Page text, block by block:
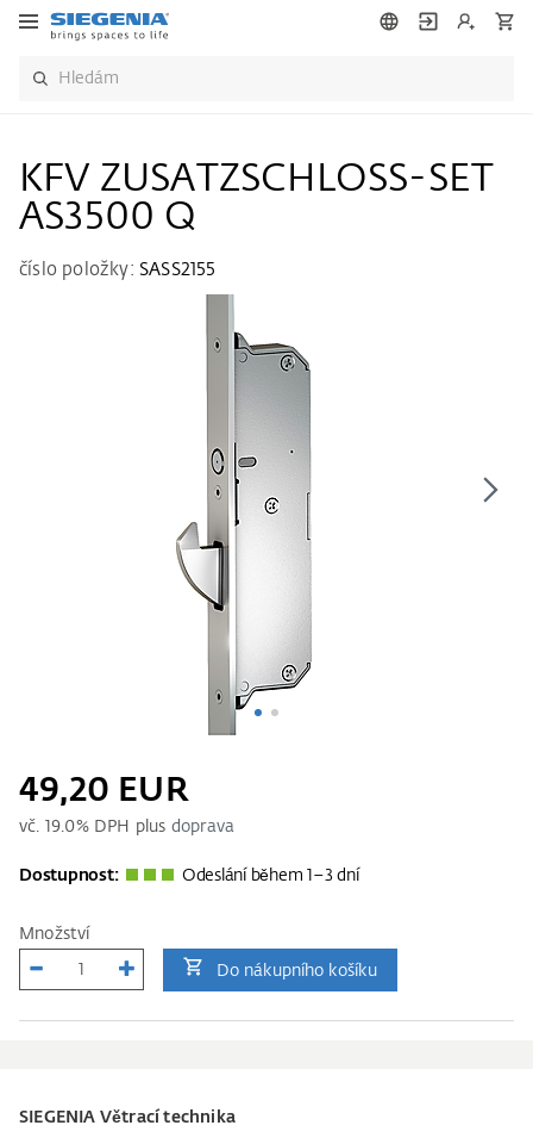
KFV ZUSATZSCHLOSS-SET
AS3500 Q
číslo položky: SASS2155
49,20 EUR
vč. 19.0% DPH plus doprava
Dostupnost: Odeslání během 1–3 dní
Množství
Do nákupního košíku
SIEGENIA Větrací technika